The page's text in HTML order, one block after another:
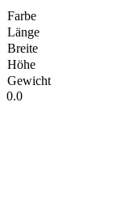
Farbe
Länge
Breite
Höhe
Gewicht
0.0